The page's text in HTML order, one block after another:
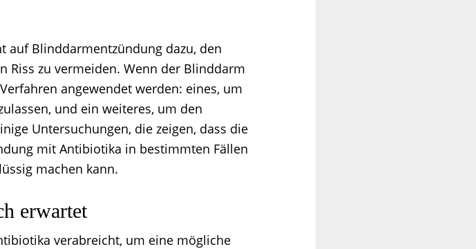
auf Blinddarmentzündung dazu, den
Riss zu vermeiden. Wenn der Blinddarm
angewendet werden: eines, um
und ein weiteres, um den
Untersuchungen, die zeigen, dass die
mit Antibiotika in bestimmten Fällen
machen kann.
erwartet
verabreicht, um eine mögliche